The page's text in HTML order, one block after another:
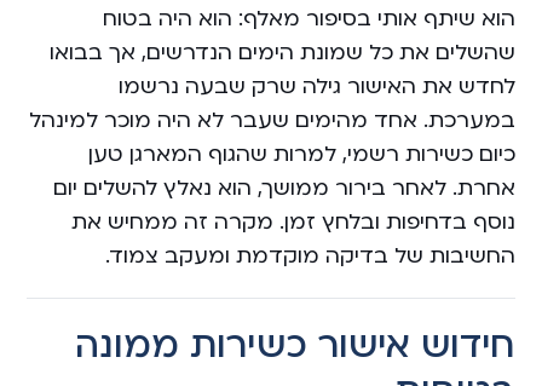
הוא שיתף אותי בסיפור מאלף: הוא היה בטוח
שהשלים את כל שמונת הימים הנדרשים, אך בבואו
לחדש את האישור גילה שרק שבעה נרשמו
במערכת. אחד מהימים שעבר לא היה מוכר למינהל
כיום כשירות רשמי, למרות שהגוף המארגן טען
אחרת. לאחר בירור ממושך, הוא נאלץ להשלים יום
נוסף בדחיפות ובלחץ זמן. מקרה זה ממחיש את
החשיבות של בדיקה מוקדמת ומעקב צמוד.
חידוש אישור כשירות ממונה